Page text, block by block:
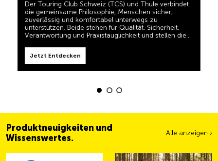
Verantwortung und Praxistauglichkeit und stellen die
Bedürfnisse von Reisenden und aktiven Familien in den
Mittelpunkt.
Jetzt Entdecken
my side'.
Jetzt Entdecken
Produktneuigkeiten und
Wissenswertes.
Alle anzeigen ›